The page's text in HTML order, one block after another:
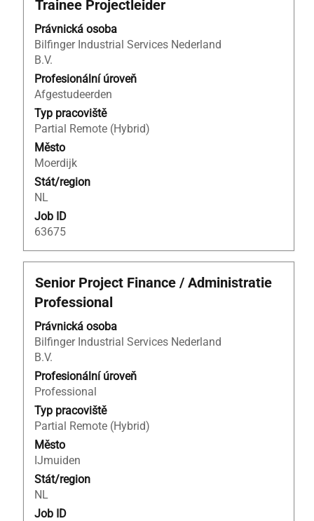
Trainee Projectleider
Právnická osoba
Bilfinger Industrial Services Nederland
B.V.
Profesionální úroveň
Afgestudeerden
Typ pracoviště
Partial Remote (Hybrid)
Město
Moerdijk
Stát/region
NL
Job ID
63675
zobrazení
veškerých
informací
o
profesi.
Titul
Senior Project Finance / Administratie
Professional
Právnická osoba
Bilfinger Industrial Services Nederland
B.V.
Profesionální úroveň
Professional
Typ pracoviště
Partial Remote (Hybrid)
Město
IJmuiden
Stát/region
NL
Job ID
Vyberte
mezerníkem
zobrazení
veškerých
informací
o
profesi.